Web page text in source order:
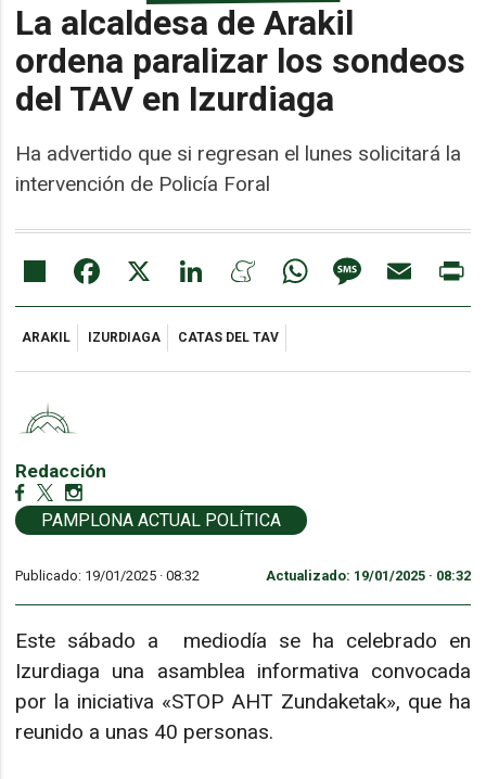
La alcaldesa de Arakil
ordena paralizar los sondeos
del TAV en Izurdiaga
Ha advertido que si regresan el lunes solicitará la
intervención de Policía Foral
Share Facebook LinkedIn MeneameWhatsAppMessageEmail
ARAKIL IZURDIAGA CATAS DEL TAV
Redacción
PAMPLONA ACTUAL POLÍTICA
Publicado: 19/01/2025 ·08:32 Actualizado: 19/01/2025 · 08:32
Este sábado a mediodía se ha celebrado en
Izurdiaga una asamblea informativa convocada
por la iniciativa «STOP AHT Zundaketak», que ha
reunido a unas 40 personas.